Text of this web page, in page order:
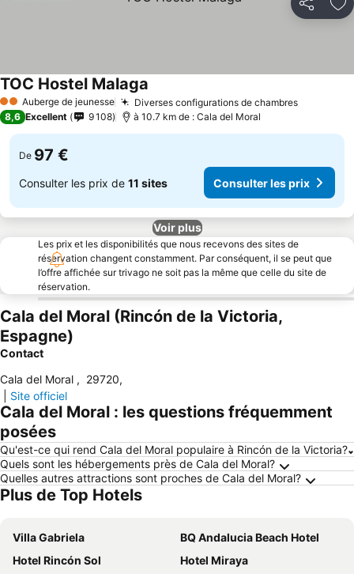
Partager
2 ÉtoilesAuberge de jeunesse Diverses configurations de chambres
TOC Hostel Malaga
8,6 Excellent 9 108 à 10.7 km de : Cala del Moral
De 97 €
Consulter les prix de 11 sites Consulter les prix
Voir plus
Les prix et les disponibilités que nous recevons des sites de
réservation changent constamment. Par conséquent, il se peut que
l’offre affichée sur trivago ne soit pas la même que celle du site de
réservation.
Cala del Moral (Rincón de la Victoria,
Espagne)
Contact
Cala del Moral , 29720,
Site officiel
Cala del Moral : les questions fréquemment
posées
Qu'est-ce qui rend Cala del Moral populaire à Rincón de la Victoria?
Quels sont les hébergements près de Cala del Moral?
Quelles autres attractions sont proches de Cala del Moral?
Plus de Top Hotels
Villa Gabriela
BQ Andalucia Beach Hotel
Hotel Rincón Sol
Hotel Miraya